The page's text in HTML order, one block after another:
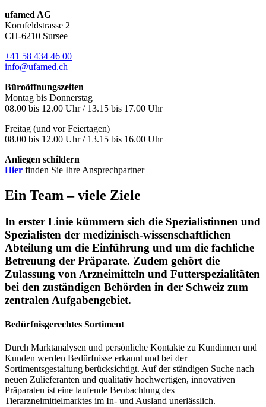
ufamed AG
Kornfeldstrasse 2
CH-6210 Sursee
+41 58 434 46 00
info@ufamed.ch
Büroöffnungszeiten
Montag bis Donnerstag
08.00 bis 12.00 Uhr / 13.15 bis 17.00 Uhr
Freitag (und vor Feiertagen)
08.00 bis 12.00 Uhr / 13.15 bis 16.00 Uhr
Anliegen schildern
Hier finden Sie Ihre Ansprechpartner
Ein Team – viele Ziele
In erster Linie kümmern sich die Spezialistinnen und
Spezialisten der medizinisch-wissenschaftlichen
Abteilung um die Einführung und um die fachliche
Betreuung der Präparate. Zudem gehört die
Zulassung von Arzneimitteln und Futterspezialitäten
bei den zuständigen Behörden in der Schweiz zum
zentralen Aufgabengebiet.
Bedürfnisgerechtes Sortiment
Durch Marktanalysen und persönliche Kontakte zu Kundinnen und
Kunden werden Bedürfnisse erkannt und bei der
Sortimentsgestaltung berücksichtigt. Auf der ständigen Suche nach
neuen Zulieferanten und qualitativ hochwertigen, innovativen
Präparaten ist eine laufende Beobachtung des
Tierarzneimittelmarktes im In- und Ausland unerlässlich.